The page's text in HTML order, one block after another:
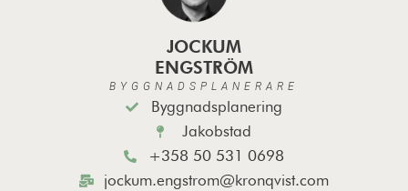
JOCKUM
ENGSTRÖM
BYGGNADSPLANERARE
Byggnadsplanering
Jakobstad
+358 50 531 0698
jockum.engstrom@kronqvist.com